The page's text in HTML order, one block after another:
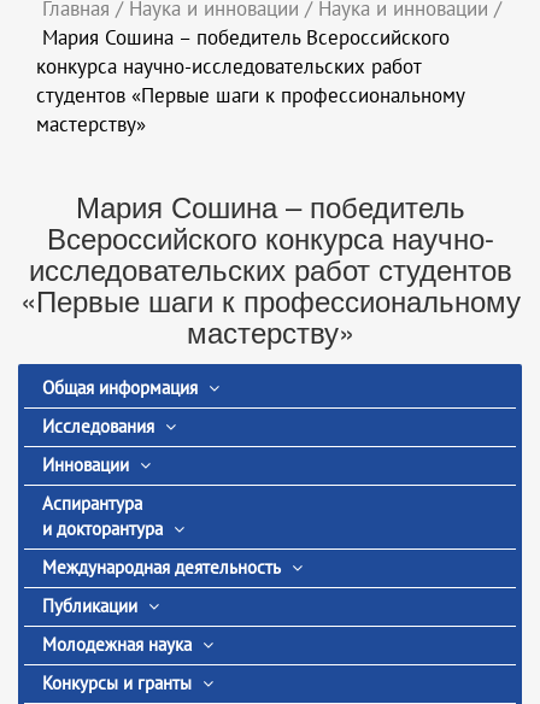
Главная / Наука и инновации / Наука и инновации /
Мария Сошина – победитель Всероссийского
конкурса научно-исследовательских работ
студентов «Первые шаги к профессиональному
мастерству»
Мария Сошина – победитель
Всероссийского конкурса научно-
исследовательских работ студентов
«Первые шаги к профессиональному
мастерству»
Общая информация
Исследования
Инновации
Аспирантура
и докторантура
Международная деятельность
Публикации
Молодежная наука
Конкурсы и гранты